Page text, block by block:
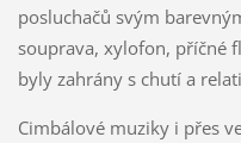
posluchačů svým
souprava, xylofon, příčné
byly zahrány s chutí a
Cimbálové muziky i přes